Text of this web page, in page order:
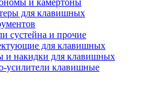
и камертоны
для клавишных
сустейна и прочие
для клавишных
и накидки для клавишных
усилители клавишные